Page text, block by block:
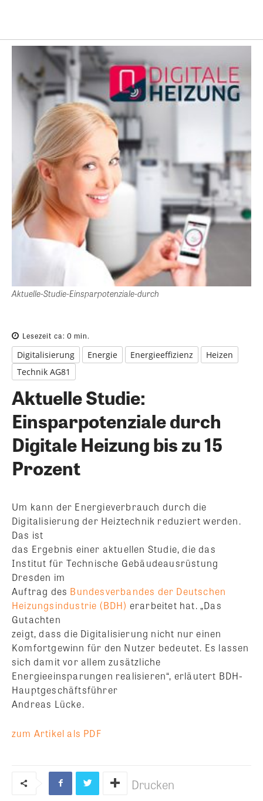
Aktuelle-Studie-Einsparpotenziale-durch
Lesezeit ca: 0 min.
Digitalisierung Energie Energieeffizienz
Heizen
Technik AG81
Aktuelle Studie:
Einsparpotenziale durch
Digitale Heizung bis zu 15
Prozent
Um kann der Energieverbrauch durch die
Digitalisierung der Heiztechnik reduziert werden.
Das ist
das Ergebnis einer aktuellen Studie, die das
Institut für Technische Gebäudeausrüstung
Dresden im
Auftrag des Bundesverbandes der Deutschen
Heizungsindustrie (BDH) erarbeitet hat. „Das
Gutachten
zeigt, dass die Digitalisierung nicht nur einen
Komfortgewinn für den Nutzer bedeutet. Es lassen
sich damit vor allem zusätzliche
Energieeinsparungen realisieren“, erläutert BDH-
Hauptgeschäftsführer
Andreas Lücke.
zum Artikel als PDF
Drucken